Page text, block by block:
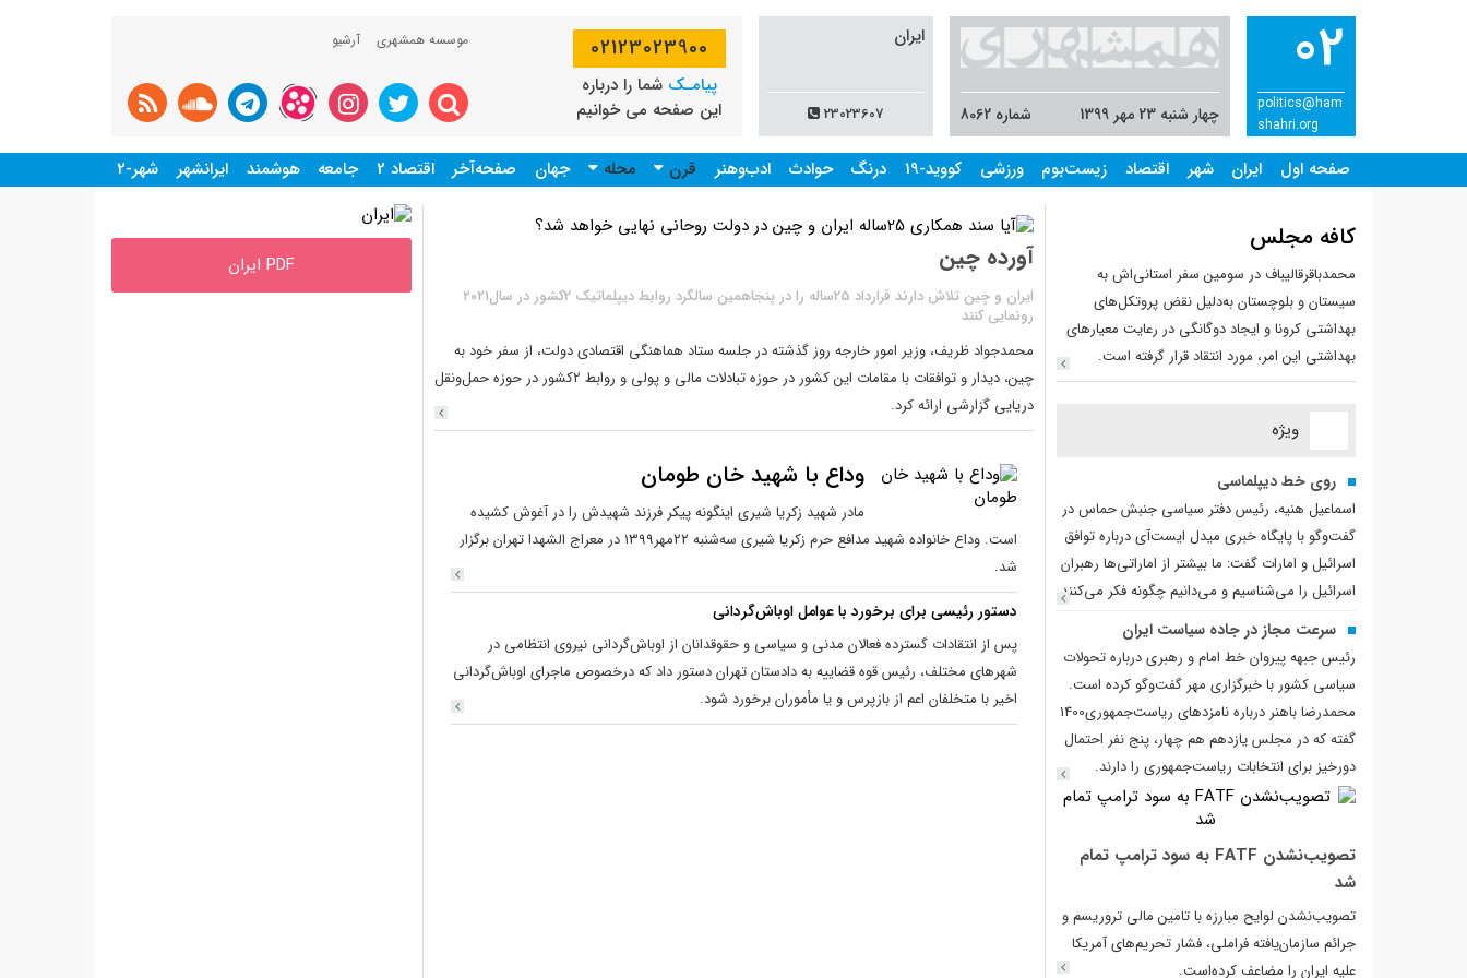
02
politics@ham
shahri.org
چهار شنبه 23 مهر 1399 شماره 8062
ایران
23023607
02123023900
پیامـک شما را درباره
این صفحه می خوانیم
موسسه همشهری آرشیو
صفحه اول ایران شهر اقتصاد زیست‌بوم ورزشی کووید-19 درنگ حوادث ادب‌وهنر قرن محله جهان صفحه‌آخر اقتصاد 2 جامعه هوشمند ایرانشهر شهر-۲
کافه مجلس
محمدباقرقالیباف در سومین سفر استانی‌اش به
سیستان و بلوچستان به‌دلیل نقض پروتکل‌های
بهداشتی کرونا و ایجاد دوگانگی در رعایت معیارهای
بهداشتی این امر، مورد انتقاد قرار گرفته است.
ویژه
روی خط دیپلماسی
اسماعیل هنیه، رئیس دفتر سیاسی جنبش حماس در
گفت‌وگو با پایگاه خبری میدل ایست‌آی درباره توافق
اسرائیل و امارات گفت: ما بیشتر از اماراتی‌ها رهبران
اسرائیل را می‌شناسیم و می‌دانیم چگونه فکر می‌کنند.
سرعت مجاز در جاده سیاست ایران
رئیس جبهه پیروان خط امام و رهبری درباره تحولات
سیاسی کشور با خبرگزاری مهر گفت‌وگو کرده است.
محمدرضا باهنر درباره نامزدهای ریاست‌جمهوری‌1400
گفته که در مجلس یازدهم هم چهار، پنج نفر احتمال
دورخیز برای انتخابات ریاست‌جمهوری را دارند.
تصویب‌نشدن FATF به سود ترامپ تمام
شد
تصویب‌نشدن لوایح مبارزه با تامین مالی تروریسم و
جرائم سازمان‌یافته فراملی، فشار تحریم‌های آمریکا
علیه ایران را مضاعف کرده‌است.
آورده چین
ایران و چین تلاش دارند قرارداد 25ساله را در پنجاهمین سالگرد روابط دیپلماتیک 2کشور در سال۲۰۲۱
رونمایی کنند
محمدجواد ظریف، وزیر امور خارجه روز گذشته در جلسه ستاد هماهنگی اقتصادی دولت، از سفر خود به
چین، دیدار و توافقات با مقامات این کشور در حوزه تبادلات مالی و پولی و روابط 2کشور در حوزه حمل‌ونقل
دریایی گزارشی ارائه کرد.
وداع با شهید خان طومان
مادر شهید زکریا شیری اینگونه پیکر فرزند شهیدش را در آغوش کشیده
است. وداع خانواده شهید مدافع حرم زکریا شیری سه‌شنبه ۲۲مهر۱۳۹۹ در معراج الشهدا تهران برگزار
شد.
دستور رئیسی برای برخورد با عوامل اوباش‌گردانی
پس از انتقادات گسترده فعالان مدنی و سیاسی و حقوقدانان از اوباش‌گردانی نیروی انتظامی در
شهرهای مختلف، رئیس قوه قضاییه به دادستان تهران دستور داد که درخصوص ماجرای اوباش‌گردانی
اخیر با متخلفان اعم از بازپرس و یا مأموران برخورد شود.
PDF ایران